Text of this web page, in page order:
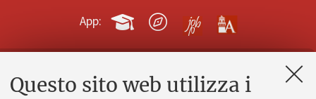
Questo sito web utilizza i
App:
Contatti e PEC